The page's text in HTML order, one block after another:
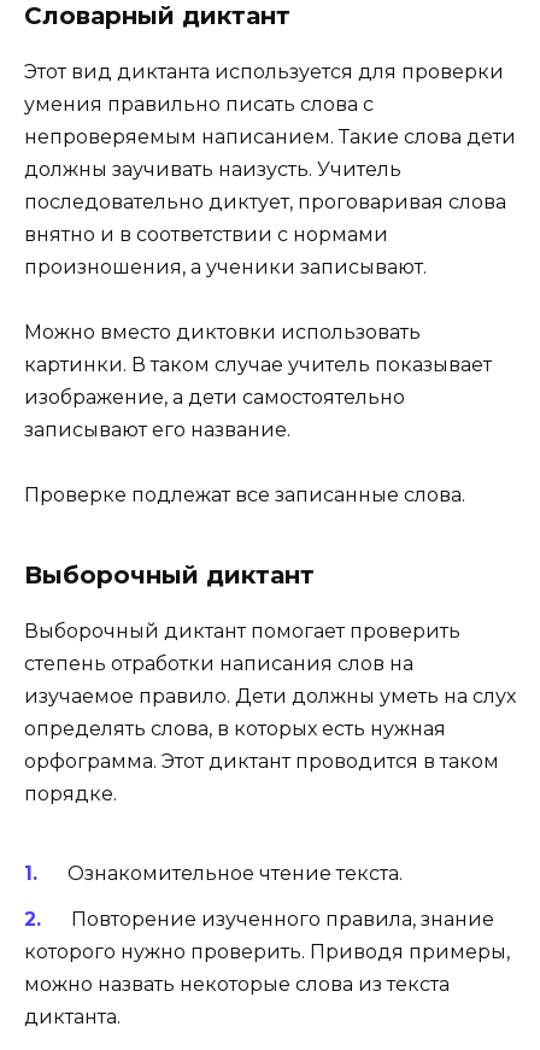
Словарный диктант
Этот вид диктанта используется для проверки
умения правильно писать слова с
непроверяемым написанием. Такие слова дети
должны заучивать наизусть. Учитель
последовательно диктует, проговаривая слова
внятно и в соответствии с нормами
произношения, а ученики записывают.
Можно вместо диктовки использовать
картинки. В таком случае учитель показывает
изображение, а дети самостоятельно
записывают его название.
Проверке подлежат все записанные слова.
Выборочный диктант
Выборочный диктант помогает проверить
степень отработки написания слов на
изучаемое правило. Дети должны уметь на слух
определять слова, в которых есть нужная
орфограмма. Этот диктант проводится в таком
порядке.
Ознакомительное чтение текста.
Повторение изученного правила, знание
которого нужно проверить. Приводя примеры,
можно назвать некоторые слова из текста
диктанта.